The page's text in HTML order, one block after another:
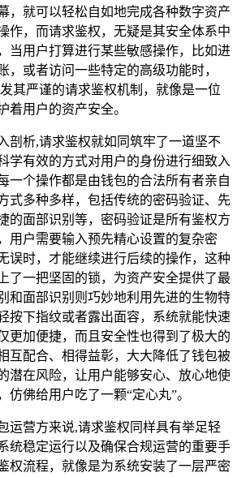
，就可以轻松自如地完成各种数字资产
作，而请求鉴权，无疑是其安全体系中
当用户打算进行某些敏感操作，比如进
，或者访问一些特定的高级功能时，
其严谨的请求鉴权机制，就像是一位
着用户的资产安全。
剖析,请求鉴权就如同筑牢了一道坚不
学有效的方式对用户的身份进行细致入
一个操作都是由钱包的合法所有者亲自
式多种多样，包括传统的密码验证、先
的面部识别等，密码验证是所有鉴权方
用户需要输入预先精心设置的复杂密
误时，才能继续进行后续的操作，这种
了一把坚固的锁，为资产安全提供了最
和面部识别则巧妙地利用先进的生物特
按下指纹或者露出面容，系统就能快速
更加便捷，而且安全性也得到了极大的
互配合、相得益彰，大大降低了钱包被
潜在风险，让用户能够安心、放心地使
仿佛给用户吃了一颗“定心丸”。
运营方来说,请求鉴权同样具有举足轻
统稳定运行以及确保合规运营的重要手
权流程，就像是为系统安装了一层严密